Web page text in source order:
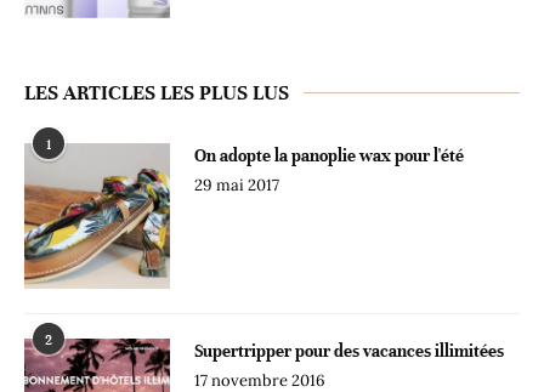
LES ARTICLES LES PLUS LUS
1
On adopte la panoplie wax pour l'été
29 mai 2017
2
Supertripper pour des vacances illimitées
17 novembre 2016